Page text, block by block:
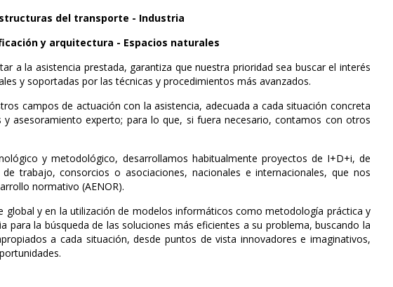
del transporte - Industria
y arquitectura - Espacios naturales
a la asistencia prestada, garantiza que nuestra prioridad sea buscar el interés
y soportadas por las técnicas y procedimientos más avanzados.
campos de actuación con la asistencia, adecuada a cada situación concreta
asesoramiento experto; para lo que, si fuera necesario, contamos con otros
y metodológico, desarrollamos habitualmente proyectos de I+D+i, de
trabajo, consorcios o asociaciones, nacionales e internacionales, que nos
normativo (AENOR).
global y en la utilización de modelos informáticos como metodología práctica y
la búsqueda de las soluciones más eficientes a su problema, buscando la
a cada situación, desde puntos de vista innovadores e imaginativos,